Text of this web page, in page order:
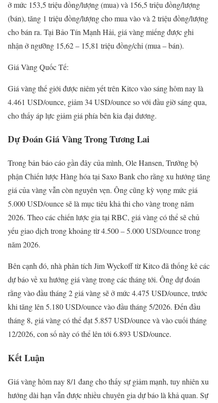
ở mức 153,5 triệu đồng/lượng (mua) và 156,5 triệu đồng/lượng
(bán), tăng 1 triệu đồng/lượng cho mua vào và 2 triệu đồng/lượng
cho bán ra. Tại Bảo Tín Mạnh Hải, giá vàng miếng được ghi
nhận ở ngưỡng 15,62 – 15,81 triệu đồng/chỉ (mua – bán).
Giá Vàng Quốc Tế:
Giá vàng thế giới được niêm yết trên Kitco vào sáng hôm nay là
4.461 USD/ounce, giảm 34 USD/ounce so với đầu giờ sáng qua,
cho thấy áp lực giảm giá phía bên kia đại dương.
Dự Đoán Giá Vàng Trong Tương Lai
Trong bản báo cáo gần đây của mình, Ole Hansen, Trưởng bộ
phận Chiến lược Hàng hóa tại Saxo Bank cho rằng xu hướng tăng
giá của vàng vẫn còn nguyên vẹn. Ông cũng kỳ vọng mức giá
5.000 USD/ounce sẽ là mục tiêu khả thi cho vàng trong năm
2026. Theo các chiến lược gia tại RBC, giá vàng có thể sẽ chủ
yếu giao dịch trong khoảng từ 4.500 – 5.000 USD/ounce trong
năm 2026.
Bên cạnh đó, nhà phân tích Jim Wyckoff từ Kitco đã thống kê các
dự báo về xu hướng giá vàng trong các tháng tới. Ông dự đoán
rằng vào đầu tháng 2 giá vàng sẽ ở mức 4.475 USD/ounce, trước
khi tăng lên 5.180 USD/ounce vào đầu tháng 5/2026. Đến đầu
tháng 8, giá vàng có thể đạt 5.857 USD/ounce và vào cuối tháng
12/2026, con số này có thể lên tới 6.893 USD/ounce.
Kết Luận
Giá vàng hôm nay 8/1 đang cho thấy sự giảm mạnh, tuy nhiên xu
hướng dài hạn vẫn được nhiều chuyên gia dự báo là khả quan. Sự